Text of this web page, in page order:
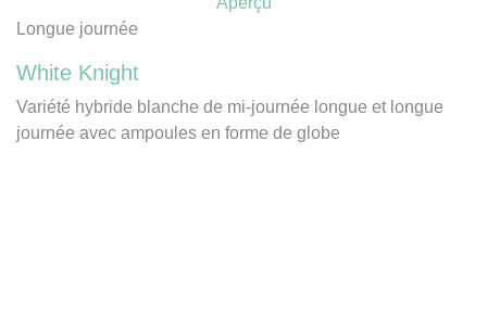
Longue journée
White Knight
Variété hybride blanche de mi-journée longue et longue
journée avec ampoules en forme de globe